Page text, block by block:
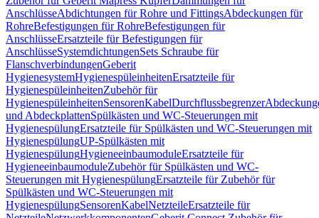
AnschlüsseAbdichtungen für Rohre und FittingsAbdeckungen für
RohreBefestigungen für RohreBefestigungen für
AnschlüsseErsatzteile für Befestigungen für
AnschlüsseSystemdichtungenSets Schraube für
FlanschverbindungenGeberit
HygienesystemHygienespüleinheitenErsatzteile für
HygienespüleinheitenZubehör für
HygienespüleinheitenSensorenKabelDurchflussbegrenzer
und AbdeckplattenSpülkästen und WC-Steuerungen mit
HygienespülungErsatzteile für Spülkästen und WC-Steuerungen mit
HygienespülungUP-Spülkästen mit
HygienespülungHygieneeinbaumoduleErsatzteile für
HygieneeinbaumoduleZubehör für Spülkästen und WC-
Steuerungen mit HygienespülungErsatzteile für Zubehör für
Spülkästen und WC-Steuerungen mit
HygienespülungSensorenKabelNetzteileErsatzteile für